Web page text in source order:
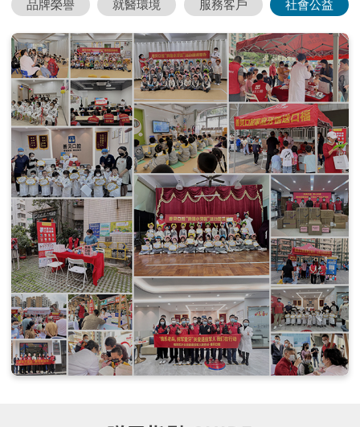
品牌榮譽 就醫環境 服務客戶 社會公益